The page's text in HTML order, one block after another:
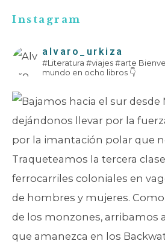
o
s
Instagram
alvaro_urkiza
#Literatura #viajes #arte
mundo en ocho libros 👇